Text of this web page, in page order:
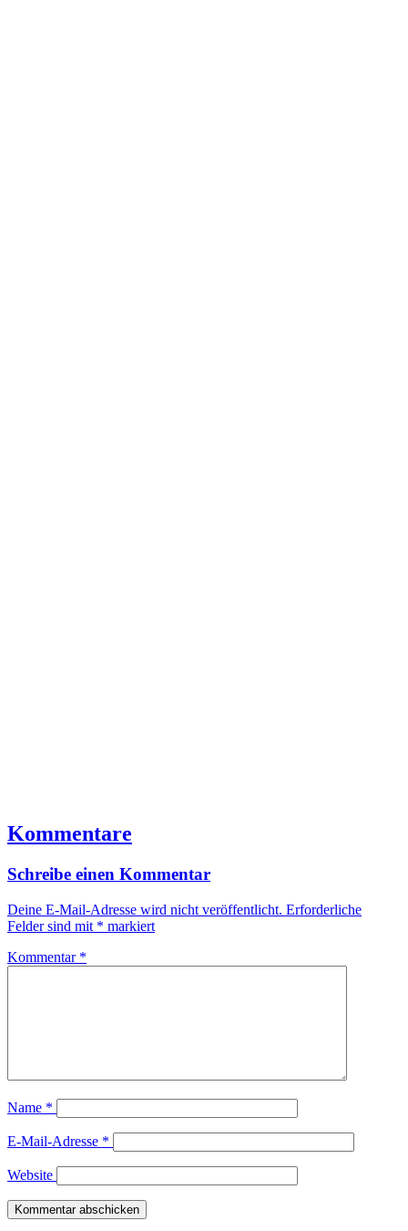
Kommentare
Schreibe einen Kommentar
Deine E-Mail-Adresse wird nicht veröffentlicht. Erforderliche
Felder sind mit * markiert
Kommentar *
Name *
E-Mail-Adresse *
Website